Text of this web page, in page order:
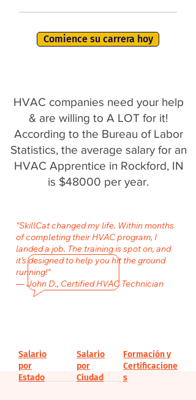
Comience su carrera hoy
HVAC companies need your help
& are willing to A LOT for it!
According to the Bureau of Labor
Statistics, the average salary for an
HVAC Apprentice in Rockford, IN
is $48000 per year.
"SkillCat changed my life. Within months
of completing their HVAC program, I
landed a job. The training is spot on, and
it’s designed to help you hit the ground
running!"
— John D., Certified HVAC Technician
Salario
por
Estado
Salario
por
Ciudad
Formación y
Certificacione
s